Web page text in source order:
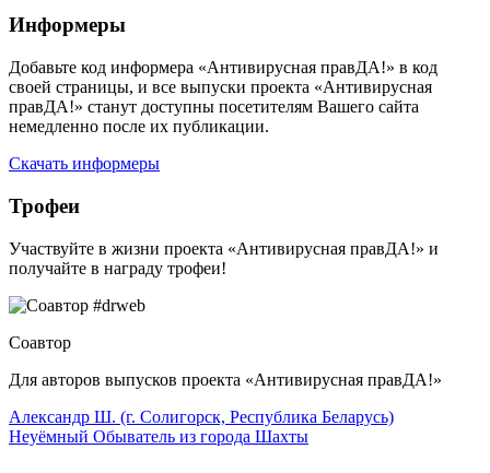
Информеры
Добавьте код информера «Антивирусная правДА!» в код
своей страницы, и все выпуски проекта «Антивирусная
правДА!» станут доступны посетителям Вашего сайта
немедленно после их публикации.
Скачать информеры
Трофеи
Участвуйте в жизни проекта «Антивирусная правДА!» и
получайте в награду трофеи!
Соавтор
Для авторов выпусков проекта «Антивирусная правДА!»
Александр Ш. (г. Солигорск, Республика Беларусь)
Неуёмный Обыватель из города Шахты